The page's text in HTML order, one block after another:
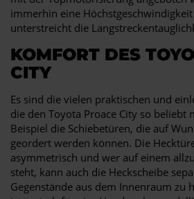
immerhin eine
unterstreicht die
KOMFORT DES
CITY
Es sind die vielen praktischen und
die den Toyota Proace City so beliebt
Beispiel die Schiebetüren, die auf
geordert werden können. Die
asymmetrisch und wer auf einem
steht, kann auch die Heckscheibe
Gegenstände aus dem Innenraum zu